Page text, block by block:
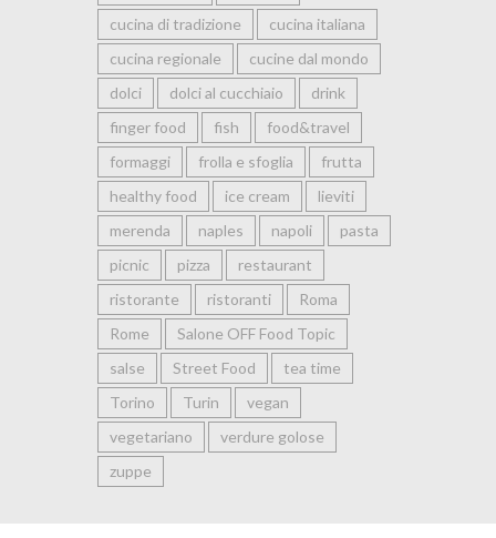
cucina di tradizione
cucina italiana
cucina regionale
cucine dal mondo
dolci
dolci al cucchiaio
drink
finger food
fish
food&travel
formaggi
frolla e sfoglia
frutta
healthy food
ice cream
lieviti
merenda
naples napoli
pasta
picnic
pizza
restaurant
ristorante
ristoranti
Roma
Rome
Salone OFF Food Topic
salse
Street Food
tea time
Torino
Turin
vegan
vegetariano
verdure golose
zuppe